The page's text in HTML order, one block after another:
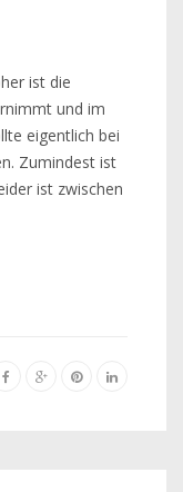
ist die
und im
eigentlich bei
Zumindest ist
ist zwischen